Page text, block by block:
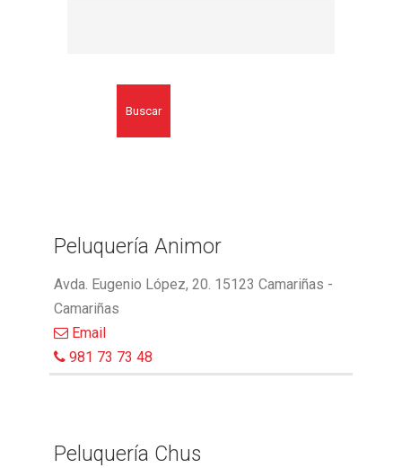
Buscar
Peluquería Animor
Avda. Eugenio López, 20. 15123 Camariñas -
Camariñas
Email
981 73 73 48
Peluquería Chus